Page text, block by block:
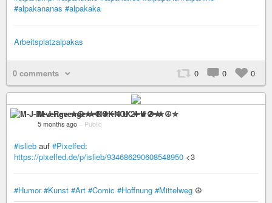
#alpakananas #alpakaka
Arbeitsplatzalpakas
0 comments 0 0 0
M-J-Revenge ✮☮★━NOK 4 U 2━★☮✮
5 months ago – Public
#islieb auf #Pixelfed:
https://pixelfed.de/p/islieb/934686290608548950 <3
#Humor #Kunst #Art #Comic #Hoffnung #Mittelweg ☮️